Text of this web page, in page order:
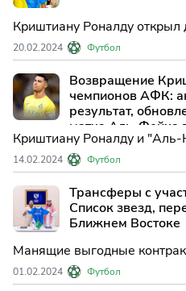
Криштиану Роналду открыл
футболистов, которые
Саудовскую Аравию и
саудовские клубы
привлечь лучших игроков
20.02.2024 Футбол
Возвращение
чемпионов АФК:
результат,
матча Аль-Фейха
Криштиану Роналду и
соревновательному
Лиги чемпионов АФК
февраля.
14.02.2024 Футбол
Трансферы с
Список звезд,
Ближнем Востоке
Манящие выгодные
привлекать звездных
Профессиональную Лигу
01.02.2024 Футбол